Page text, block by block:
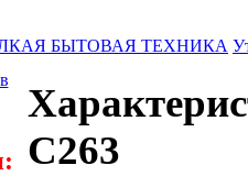
БЫТОВАЯ ТЕХНИКА
C263